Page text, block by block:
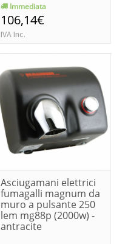
Immediata
106,14€
IVA Inc.
Asciugamani elettrici
fumagalli magnum da
muro a pulsante 250
lem mg88p (2000w) -
antracite